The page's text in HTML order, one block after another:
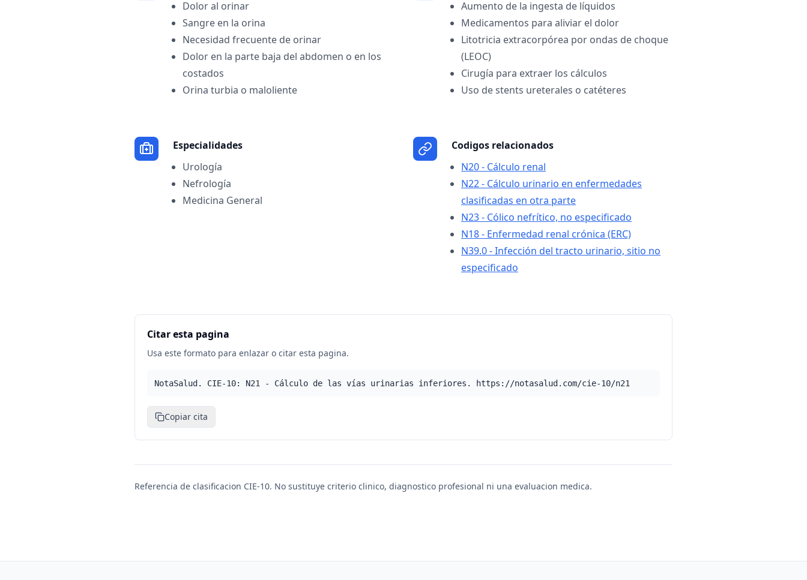
Dolor al orinar
Sangre en la orina
Necesidad frecuente de orinar
Dolor en la parte baja del abdomen o en los
costados
Orina turbia o maloliente
Aumento de la ingesta de líquidos
Medicamentos para aliviar el dolor
Litotricia extracorpórea por ondas de choque
(LEOC)
Cirugía para extraer los cálculos
Uso de stents ureterales o catéteres
Especialidades
Urología
Nefrología
Medicina General
Codigos relacionados
N20 - Cálculo renal
N22 - Cálculo urinario en enfermedades
clasificadas en otra parte
N23 - Cólico nefrítico, no especificado
N18 - Enfermedad renal crónica (ERC)
N39.0 - Infección del tracto urinario, sitio no
especificado
Citar esta pagina
Usa este formato para enlazar o citar esta pagina.
NotaSalud. CIE-10: N21 - Cálculo de las vías urinarias inferiores. https://notasalud.com/cie-10/n21
Copiar cita
Referencia de clasificacion CIE-10. No sustituye criterio clinico, diagnostico profesional ni una evaluacion medica.